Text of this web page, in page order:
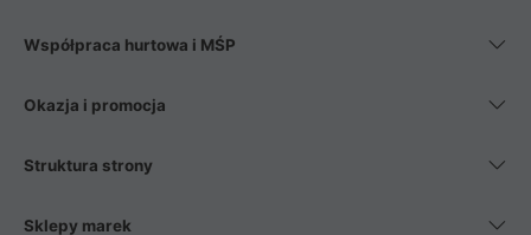
Współpraca hurtowa i MŚP
Okazja i promocja
Struktura strony
Sklepy marek